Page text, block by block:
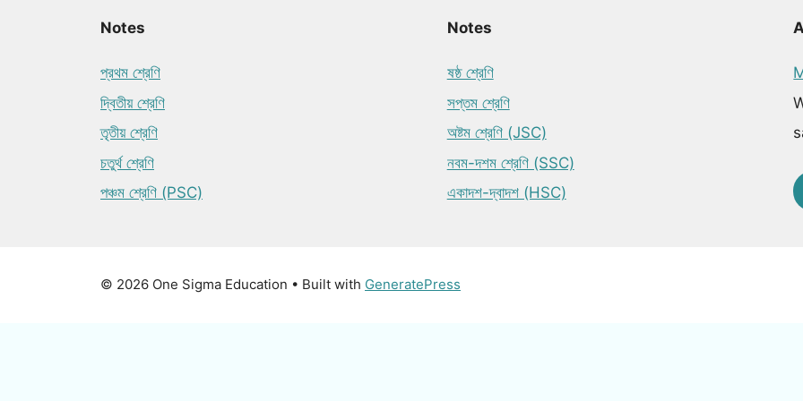
Notes
প্রথম শ্রেণি
দ্বিতীয় শ্রেণি
তৃতীয় শ্রেণি
চতুর্থ শ্রেণি
পঞ্চম শ্রেণি (PSC)
Notes
ষষ্ঠ শ্রেণি
সপ্তম শ্রেণি
অষ্টম শ্রেণি (JSC)
নবম-দশম শ্রেণি (SSC)
একাদশ-দ্বাদশ (HSC)
© 2026 One Sigma Education • Built with GeneratePress